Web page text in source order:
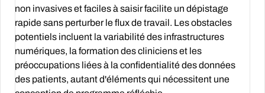
non invasives et faciles à saisir facilite un dépistage
rapide sans perturber le flux de travail. Les obstacles
potentiels incluent la variabilité des infrastructures
numériques, la formation des cliniciens et les
préoccupations liées à la confidentialité des données
des patients, autant d'éléments qui nécessitent une